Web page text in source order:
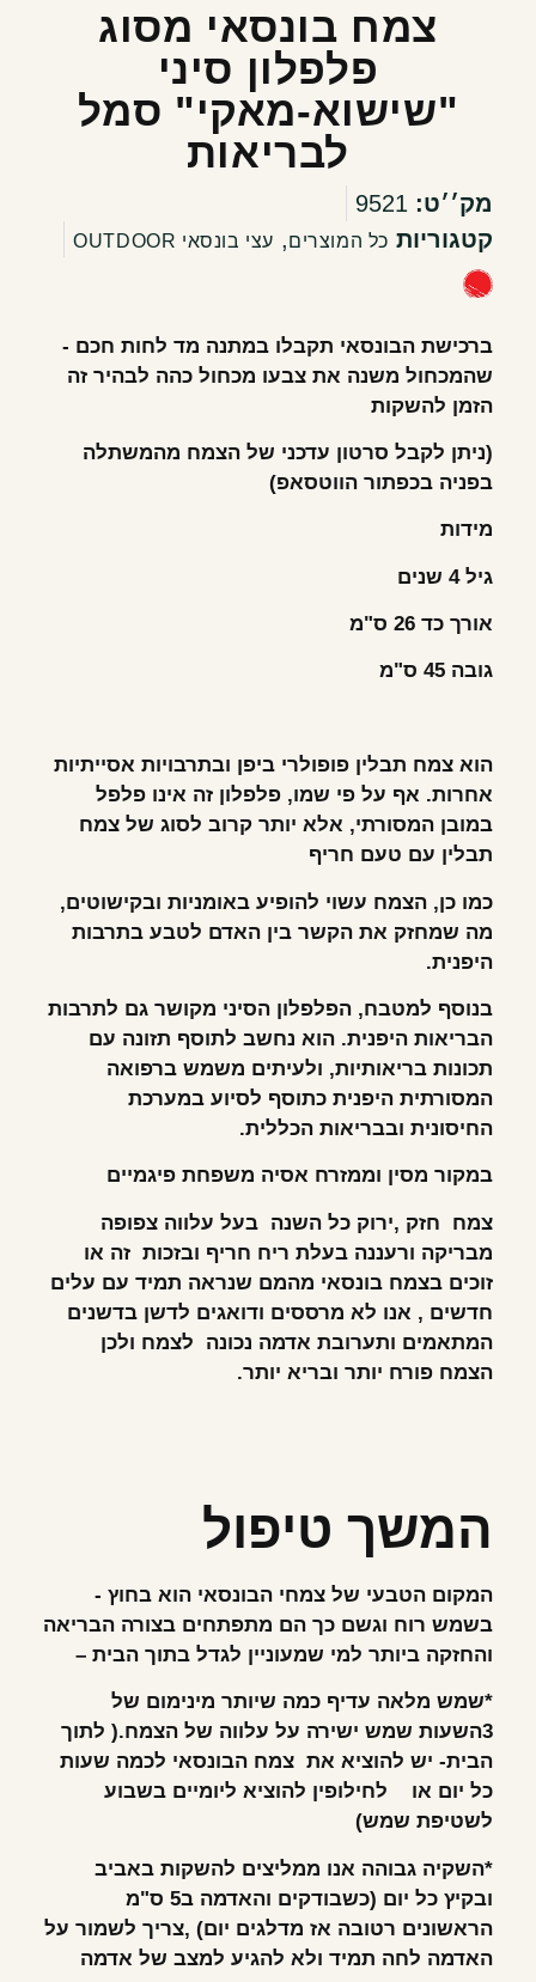
צמח בונסאי מסוג
פלפלון סיני
"שישוא-מאקי" סמל
לבריאות
מק׳׳ט: 9521
קטגוריות כל המוצרים, עצי בונסאי OUTDOOR
ברכישת הבונסאי תקבלו במתנה מד לחות חכם -
שהמכחול משנה את צבעו מכחול כהה לבהיר זה
הזמן להשקות
(ניתן לקבל סרטון עדכני של הצמח מהמשתלה
בפניה בכפתור הווטסאפ)
מידות
גיל 4 שנים
אורך כד 26 ס"מ
גובה 45 ס"מ
הוא צמח תבלין פופולרי ביפן ובתרבויות אסייתיות
אחרות. אף על פי שמו, פלפלון זה אינו פלפל
במובן המסורתי, אלא יותר קרוב לסוג של צמח
תבלין עם טעם חריף
כמו כן, הצמח עשוי להופיע באומניות ובקישוטים,
מה שמחזק את הקשר בין האדם לטבע בתרבות
היפנית.
בנוסף למטבח, הפלפלון הסיני מקושר גם לתרבות
הבריאות היפנית. הוא נחשב לתוסף תזונה עם
תכונות בריאותיות, ולעיתים משמש ברפואה
המסורתית היפנית כתוסף לסיוע במערכת
החיסונית ובבריאות הכללית.
במקור מסין וממזרח אסיה משפחת פיגמיים
צמח חזק ,ירוק כל השנה בעל עלווה צפופה
מבריקה ורעננה בעלת ריח חריף ובזכות זה או
זוכים בצמח בונסאי מהמם שנראה תמיד עם עלים
חדשים , אנו לא מרססים ודואגים לדשן בדשנים
המתאמים ותערובת אדמה נכונה לצמח ולכן
הצמח פורח יותר ובריא יותר.
המשך טיפול
המקום הטבעי של צמחי הבונסאי הוא בחוץ -
בשמש רוח וגשם כך הם מתפתחים בצורה הבריאה
והחזקה ביותר למי שמעוניין לגדל בתוך הבית –
*שמש מלאה עדיף כמה שיותר מינימום של
3השעות שמש ישירה על עלווה של הצמח.( לתוך
הבית- יש להוציא את צמח הבונסאי לכמה שעות
כל יום או לחילופין להוציא ליומיים בשבוע
לשטיפת שמש)
*השקיה גבוהה אנו ממליצים להשקות באביב
ובקיץ כל יום (כשבודקים והאדמה ב5 ס"מ
הראשונים רטובה אז מדלגים יום) ,צריך לשמור על
האדמה לחה תמיד ולא להגיע למצב של אדמה